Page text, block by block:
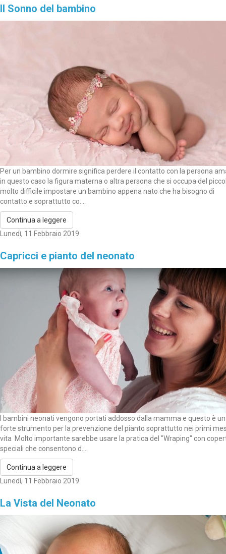
Il Sonno del bambino
Per un bambino dormire significa perdere il contatto con la persona
in questo caso la figura materna o altra persona che si occupa del
molto difficile impostare un bambino appena nato che ha bisogno di
contatto e soprattutto co....
Continua a leggere
Lunedì, 11 Febbraio 2019
Capricci e pianto del neonato
I bambini neonati vengono portati addosso dalla mamma e questo è un
forte strumento per la prevenzione del pianto soprattutto nei primi
vita Molto importante sarebbe usare la pratica del "Wraping" con
speciali che consentono d....
Continua a leggere
Lunedì, 11 Febbraio 2019
La Vista del Neonato